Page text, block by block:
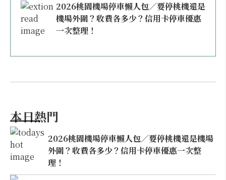
2026桃園機場停車懶人包／要停桃機還是
機場外圍？收費各多少？信用卡停車優惠
一次整理！
本日熱門
2026桃園機場停車懶人包／要停桃機還是機場
外圍？收費各多少？信用卡停車優惠一次整
理！